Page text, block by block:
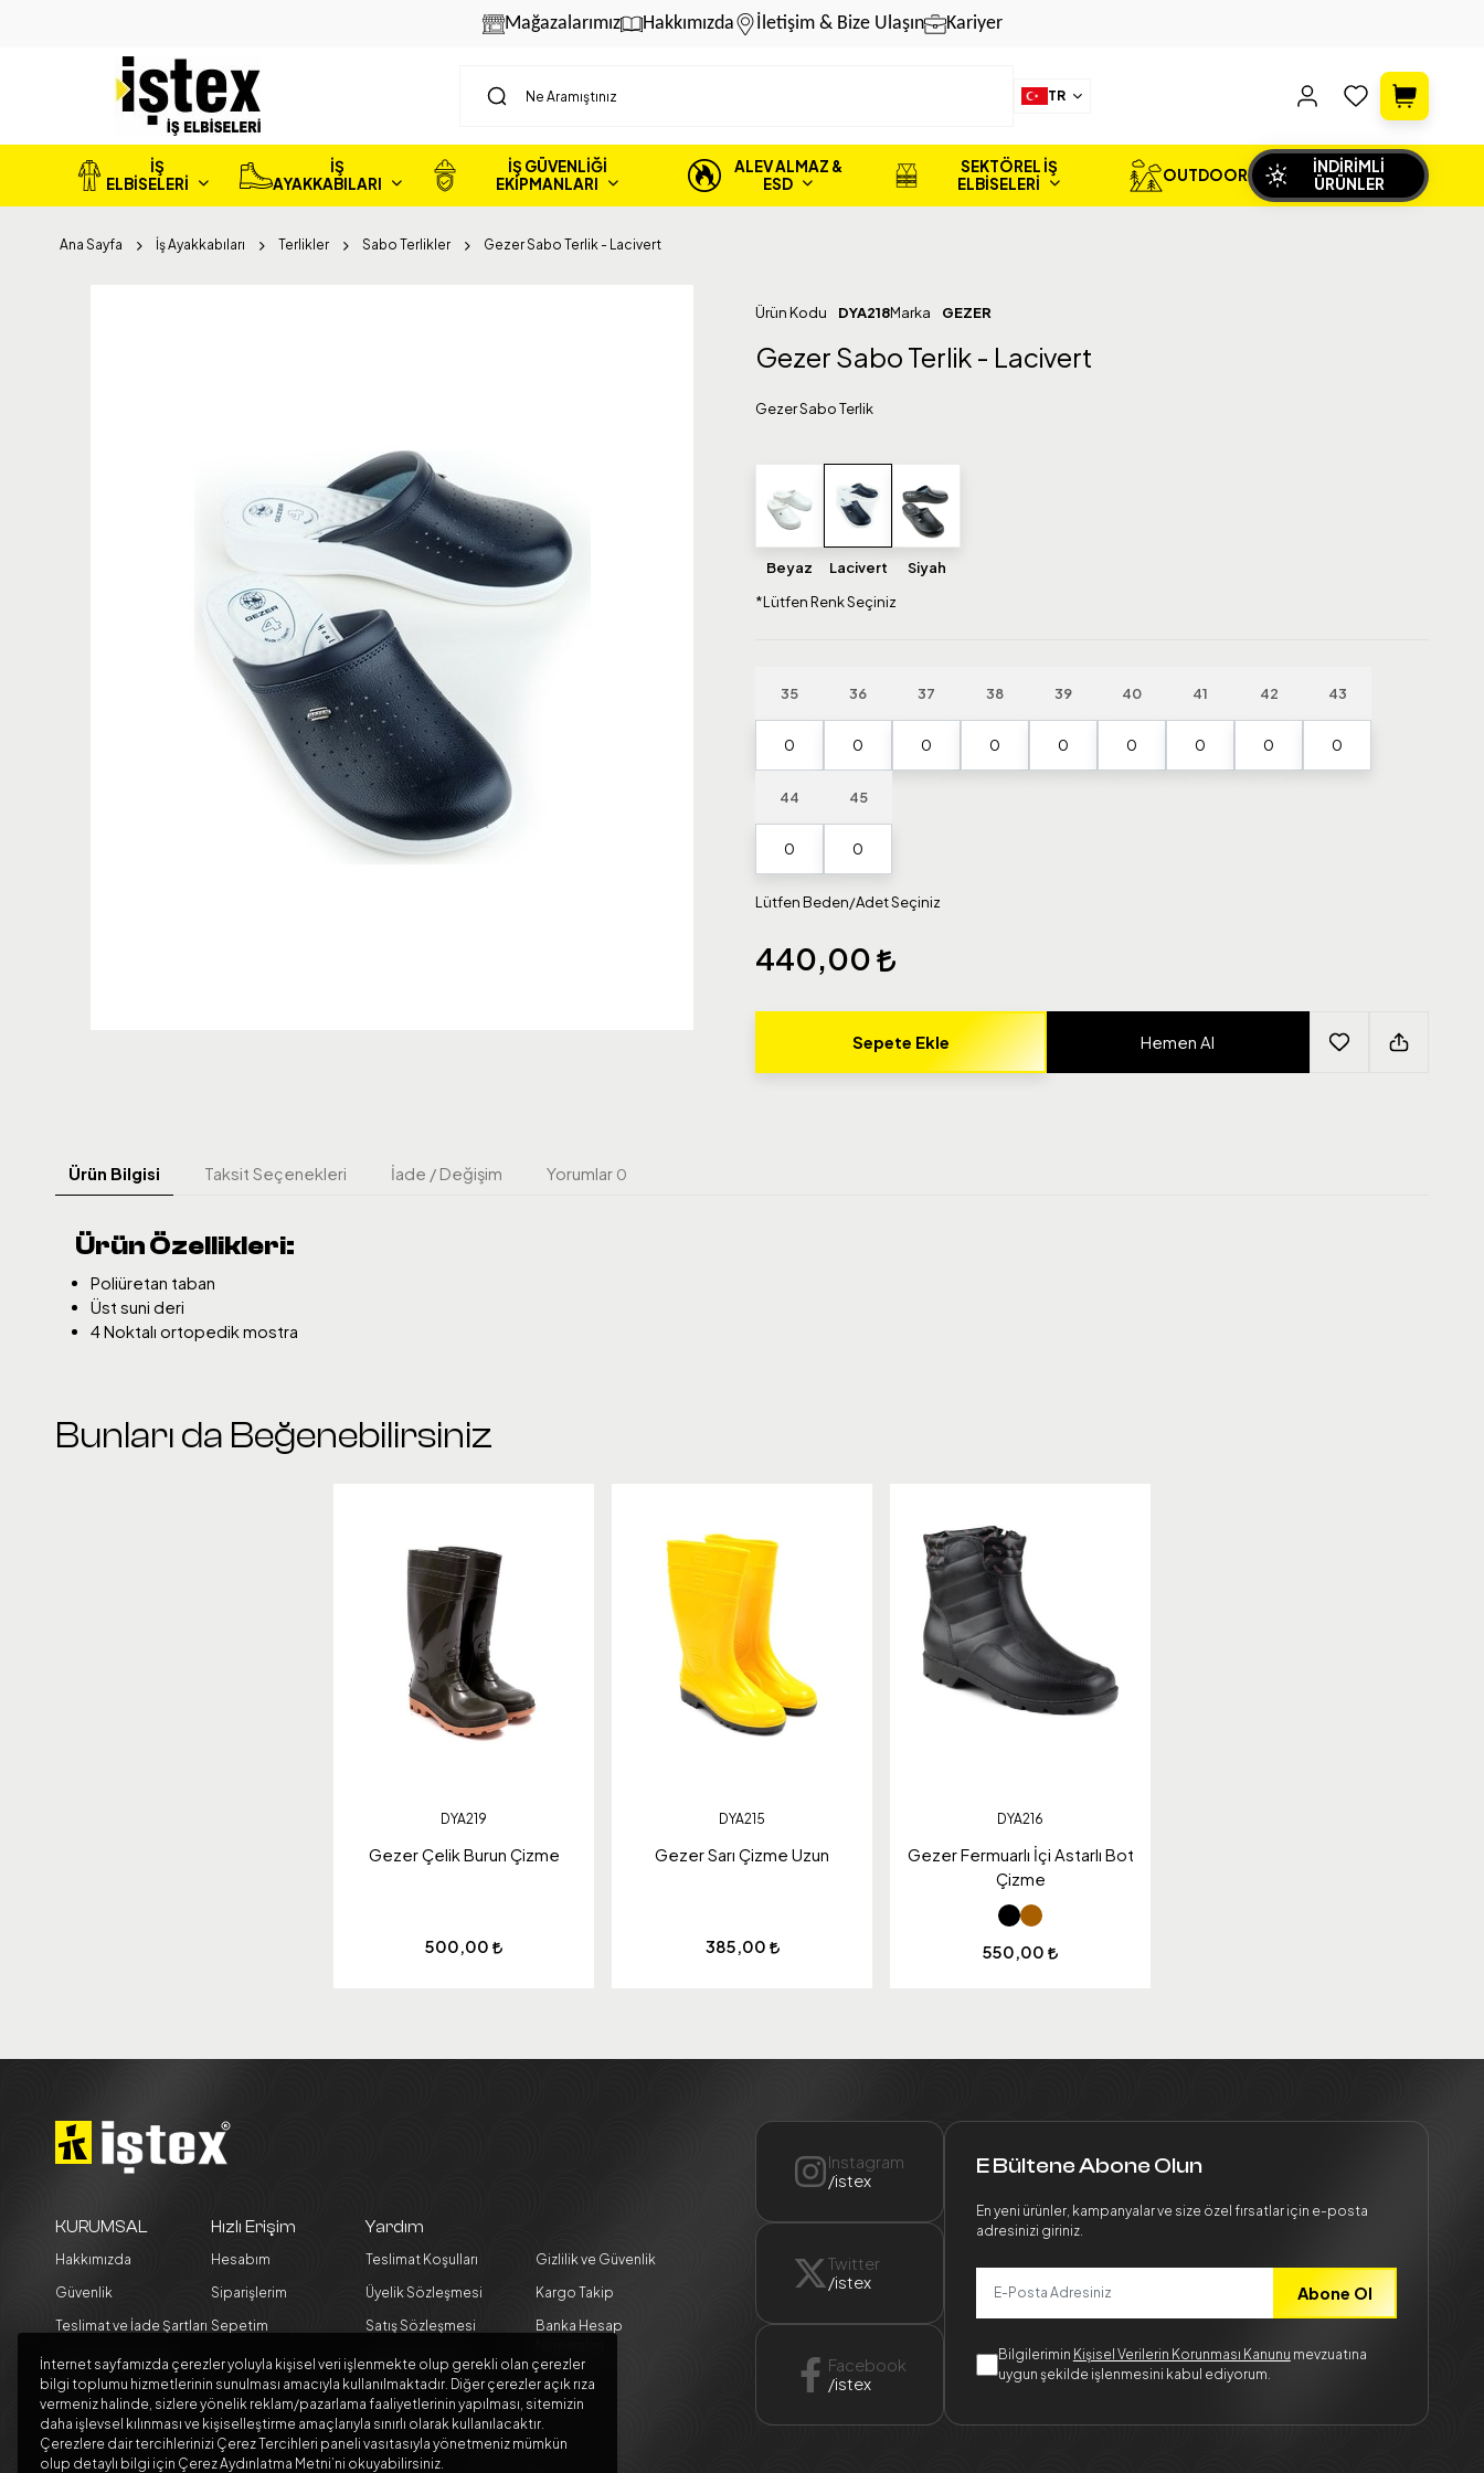
Mağazalarımız Hakkımızda İletişim & Bize Ulaşın Kariyer
TR
İŞ
ELBİSELERİ
İŞ
AYAKKABILARI
İŞ GÜVENLİĞİ
EKİPMANLARI
ALEV ALMAZ &
ESD
SEKTÖREL İŞ
ELBİSELERİ
OUTDOOR
İNDİRİMLİ
ÜRÜNLER
Ana Sayfa İş Ayakkabıları Terlikler Sabo Terlikler Gezer Sabo Terlik - Lacivert
Ürün Kodu DYA218Marka GEZER
Gezer Sabo Terlik - Lacivert
Gezer Sabo Terlik
Beyaz Lacivert
Siyah
*Lütfen Renk Seçiniz
35 36 37 38 39 40 41 42 43
44 45
Lütfen Beden/Adet Seçiniz
440,00
Sepete Ekle Hemen Al
Ürün Bilgisi Taksit Seçenekleri İade / Değişim Yorumlar 0
Ürün Özellikleri:
Poliüretan taban
Üst suni deri
4 Noktalı ortopedik mostra
Bunları da Beğenebilirsiniz
DYA219
Gezer Çelik Burun Çizme
500,00
DYA215
Gezer Sarı Çizme Uzun
385,00
DYA216
Gezer Fermuarlı İçi Astarlı Bot
Çizme
550,00
KURUMSAL
Hakkımızda
Güvenlik
Teslimat ve İade Şartları
Kargo Seçenekleri
Blog
Hızlı Erişim
Hesabım
Siparişlerim
Sepetim
Yardım
Teslimat Koşulları
Üyelik Sözleşmesi
Satış Sözleşmesi
Garanti ve İade
Koşulları
Gizlilik ve Güvenlik
Kargo Takip
Banka Hesap
Instagram
/istex
Twitter
/istex
Facebook
/istex
E Bültene Abone Olun
En yeni ürünler, kampanyalar ve size özel fırsatlar için e-posta
adresinizi giriniz.
Abone Ol
Bilgilerimin Kişisel Verilerin Korunması Kanunu mevzuatına
uygun şekilde işlenmesini kabul ediyorum.
İnternet sayfamızda çerezler yoluyla kişisel veri işlenmekte olup gerekli olan çerezler
bilgi toplumu hizmetlerinin sunulması amacıyla kullanılmaktadır. Diğer çerezler açık rıza
vermeniz halinde, sizlere yönelik reklam/pazarlama faaliyetlerinin yapılması, sitemizin
daha işlevsel kılınması ve kişiselleştirme amaçlarıyla sınırlı olarak kullanılacaktır.
Çerezlere dair tercihlerinizi Çerez Tercihleri paneli vasıtasıyla yönetmeniz mümkün
olup detaylı bilgi için Çerez Aydınlatma Metni’ni okuyabilirsiniz.